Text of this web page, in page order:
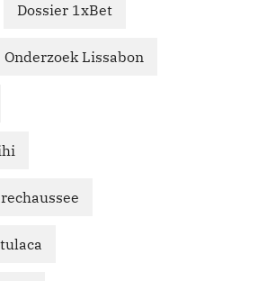
Dossier 1xBet
Onderzoek Lissabon